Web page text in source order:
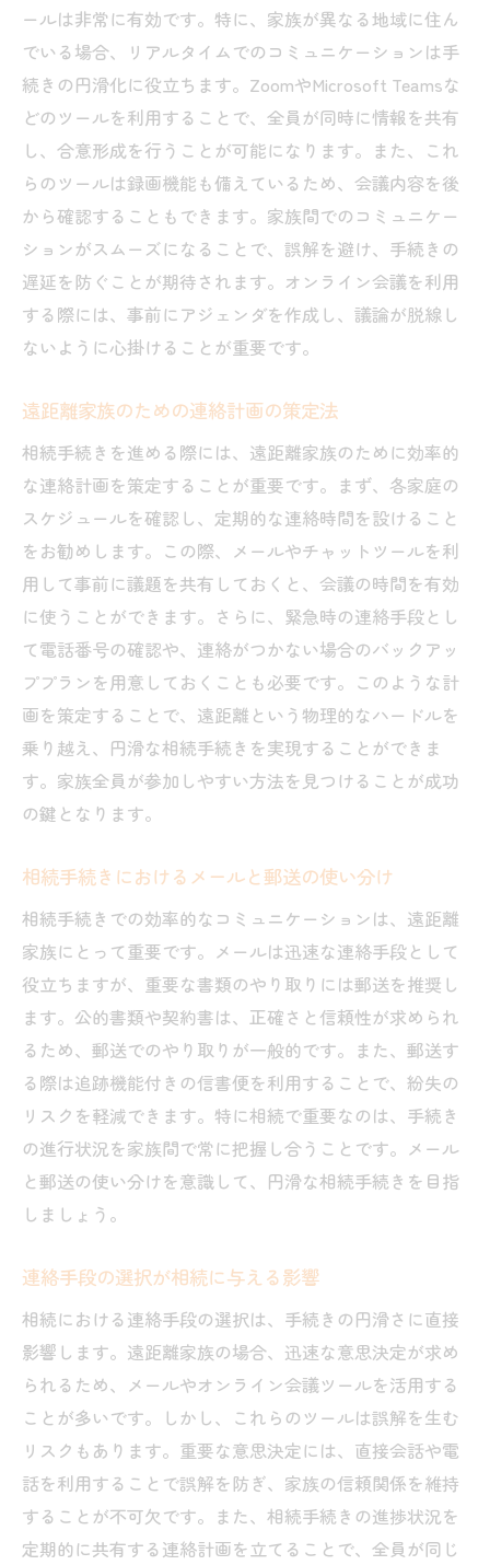
ールは非常に有効です。特に、家族が異なる地域に住ん
でいる場合、リアルタイムでのコミュニケーションは手
続きの円滑化に役立ちます。ZoomやMicrosoft Teamsな
どのツールを利用することで、全員が同時に情報を共有
し、合意形成を行うことが可能になります。また、これ
らのツールは録画機能も備えているため、会議内容を後
から確認することもできます。家族間でのコミュニケー
ションがスムーズになることで、誤解を避け、手続きの
遅延を防ぐことが期待されます。オンライン会議を利用
する際には、事前にアジェンダを作成し、議論が脱線し
ないように心掛けることが重要です。
遠距離家族のための連絡計画の策定法
相続手続きを進める際には、遠距離家族のために効率的
な連絡計画を策定することが重要です。まず、各家庭の
スケジュールを確認し、定期的な連絡時間を設けること
をお勧めします。この際、メールやチャットツールを利
用して事前に議題を共有しておくと、会議の時間を有効
に使うことができます。さらに、緊急時の連絡手段とし
て電話番号の確認や、連絡がつかない場合のバックアッ
ププランを用意しておくことも必要です。このような計
画を策定することで、遠距離という物理的なハードルを
乗り越え、円滑な相続手続きを実現することができま
す。家族全員が参加しやすい方法を見つけることが成功
の鍵となります。
相続手続きにおけるメールと郵送の使い分け
相続手続きでの効率的なコミュニケーションは、遠距離
家族にとって重要です。メールは迅速な連絡手段として
役立ちますが、重要な書類のやり取りには郵送を推奨し
ます。公的書類や契約書は、正確さと信頼性が求められ
るため、郵送でのやり取りが一般的です。また、郵送す
る際は追跡機能付きの信書便を利用することで、紛失の
リスクを軽減できます。特に相続で重要なのは、手続き
の進行状況を家族間で常に把握し合うことです。メール
と郵送の使い分けを意識して、円滑な相続手続きを目指
しましょう。
連絡手段の選択が相続に与える影響
相続における連絡手段の選択は、手続きの円滑さに直接
影響します。遠距離家族の場合、迅速な意思決定が求め
られるため、メールやオンライン会議ツールを活用する
ことが多いです。しかし、これらのツールは誤解を生む
リスクもあります。重要な意思決定には、直接会話や電
話を利用することで誤解を防ぎ、家族の信頼関係を維持
することが不可欠です。また、相続手続きの進捗状況を
定期的に共有する連絡計画を立てることで、全員が同じ